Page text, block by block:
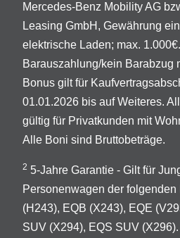
Mercedes-Benz Mobility AG
Leasing GmbH, Gewährung
elektrische Laden; max.
Barauszahlung/kein Barabzug
Bonus gilt für
01.01.2026 bis auf Weiteres.
gültig für Privatkunden mit
Alle Boni sind Bruttobeträge.
2 5-Jahre Garantie - Gilt für
Personenwagen der
(H243), EQB (X243), EQE
SUV (X294), EQS SUV